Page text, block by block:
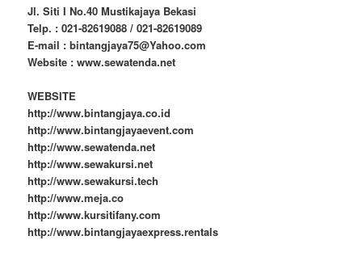
Jl. Siti I No.40 Mustikajaya Bekasi
Telp. : 021-82619088 / 021-82619089
E-mail : bintangjaya75@Yahoo.com
Website : www.sewatenda.net
WEBSITE
http://www.bintangjaya.co.id
http://www.bintangjayaevent.com
http://www.sewatenda.net
http://www.sewakursi.net
http://www.sewakursi.tech
http://www.meja.co
http://www.kursitifany.com
http://www.bintangjayaexpress.rentals